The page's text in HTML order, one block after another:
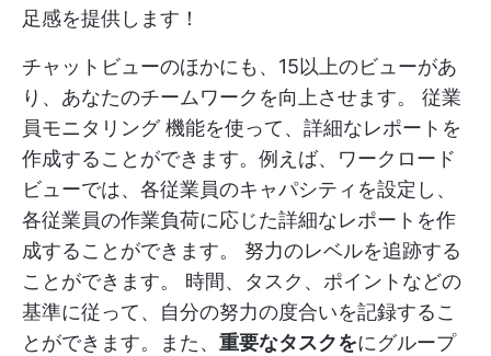
足感を提供します！
チャットビューのほかにも、15以上のビューがあ
り、あなたのチームワークを向上させます。 従業
員モニタリング機能を使って、詳細なレポートを
作成することができます。例えば、ワークロード
ビューでは、各従業員のキャパシティを設定し、
各従業員の作業負荷に応じた詳細なレポートを作
成することができます。 努力のレベルを追跡する
ことができます。
時間、タスク、ポイントなどの
基準に従って、自分の努力の度合いを記録するこ
とができます。また、 重要なタスクをにグループ